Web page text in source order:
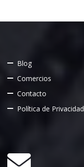
Blog
Comercios
Contacto
Política de Privacidad